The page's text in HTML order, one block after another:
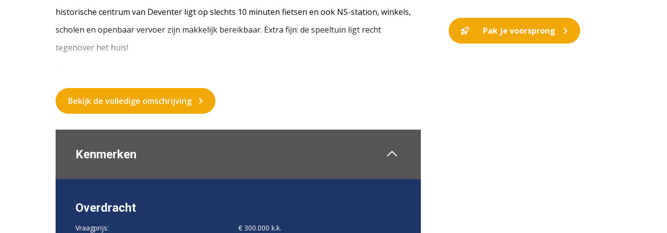
historische centrum van Deventer ligt op slechts 10 minuten fietsen en ook NS-station, winkels,
scholen en openbaar vervoer zijn makkelijk bereikbaar. Extra fijn: de speeltuin ligt recht
tegenover het huis!
Bekijk de volledige omschrijving
Kenmerken
Overdracht
Vraagprijs:
€ 300.000 k.k.
Pak je voorsprong